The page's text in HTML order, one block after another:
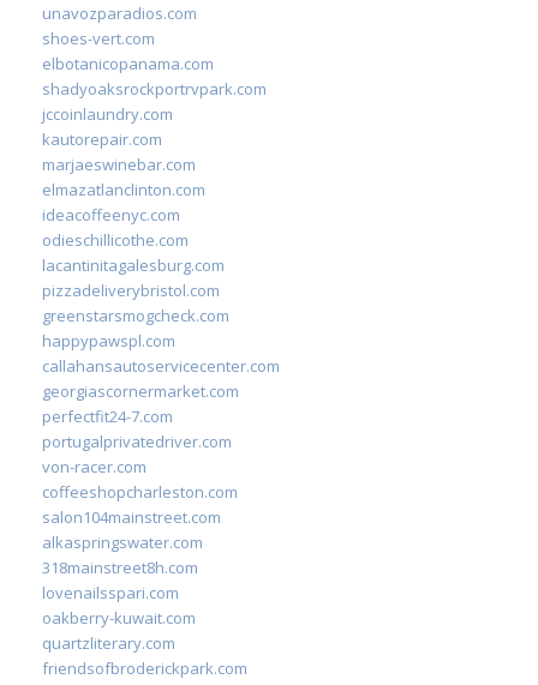
unavozparadios.com
shoes-vert.com
elbotanicopanama.com
shadyoaksrockportrvpark.com
jccoinlaundry.com
kautorepair.com
marjaeswinebar.com
elmazatlanclinton.com
ideacoffeenyc.com
odieschillicothe.com
lacantinitagalesburg.com
pizzadeliverybristol.com
greenstarsmogcheck.com
happypawspl.com
callahansautoservicecenter.com
georgiascornermarket.com
perfectfit24-7.com
portugalprivatedriver.com
von-racer.com
coffeeshopcharleston.com
salon104mainstreet.com
alkaspringswater.com
318mainstreet8h.com
lovenailsspari.com
oakberry-kuwait.com
quartzliterary.com
friendsofbroderickpark.com